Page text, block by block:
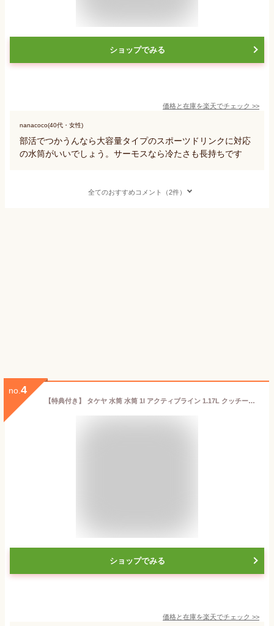
ショップでみる
価格と在庫を楽天でチェック >>
nanacoco(40代・女性)
部活でつかうんなら大容量タイプのスポーツドリンクに対応
の水筒がいいでしょう。サーモスなら冷たさも長持ちです
全てのおすすめコメント（2件）
no. 4
【特典付き】 タケヤ 水筒 水筒 1l アクティブライン 1.17L クッチーナホーム 送料無料 水筒 1リットル 水筒 タケヤ 公式 タケヤ 水筒 1.17 タケヤフラスク 水筒 スポーツドリンク 入れられる 水筒 水筒 1l スポーツドリンク対応 保冷 水筒 1l 直飲み
ショップでみる
価格と在庫を楽天でチェック >>